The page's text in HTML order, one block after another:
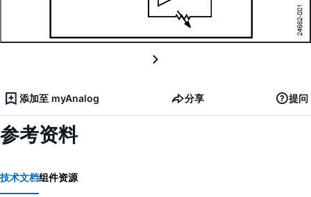
添加至 myAnalog 分享 提问
参考资料
技术文档组件资源